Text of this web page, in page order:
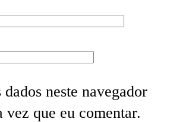
neste navegador
vez que eu comentar.